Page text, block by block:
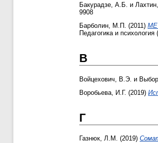
Бакурадзе, А.Б. и
9908
Барболин, М.П. (2011)
Педагогика и
В
Войцехович, В.Э. и
Воробьева, И.Г. (2019)
Г
Газнюк, Л.М. (2019)